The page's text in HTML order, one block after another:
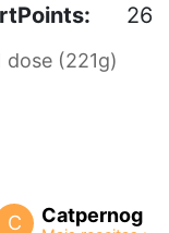
26
(221g)
C Catpernog